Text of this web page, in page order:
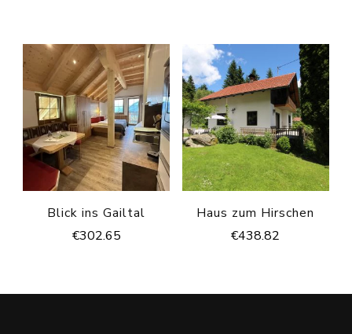
Blick ins Gailtal
€302.65
Haus zum Hirschen
€438.82